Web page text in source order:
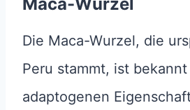
Die Maca-Wurzel, die
Peru stammt, ist
adaptogenen